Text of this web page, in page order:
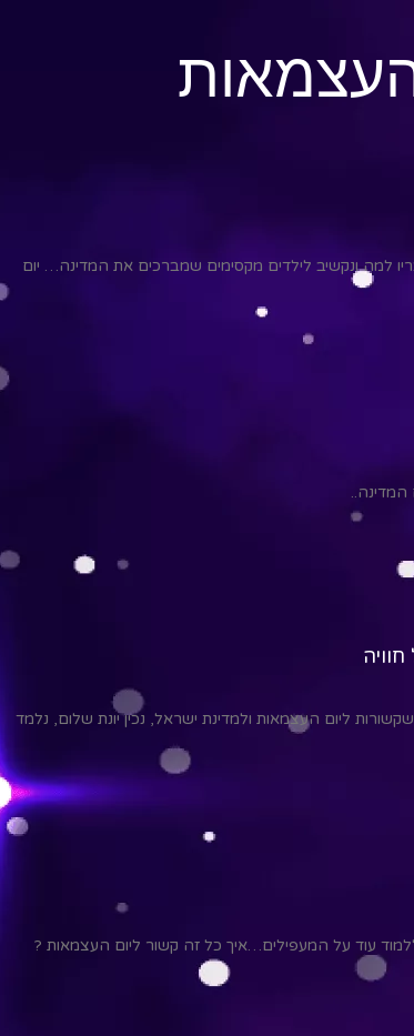
למה ונקשיב לילדים מקסימים שמברכים את המדינה… יום
ליום העצמאות ולמדינת ישראל, נכין יונת שלום, נלמד
עוד על המעפילים…איך כל זה קשור ליום העצמאות ?